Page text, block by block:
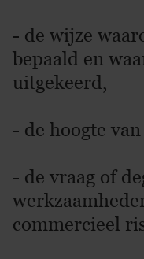
- de wijze
bepaald en
uitgekeerd,
- de hoogte
- de vraag of
commercieel